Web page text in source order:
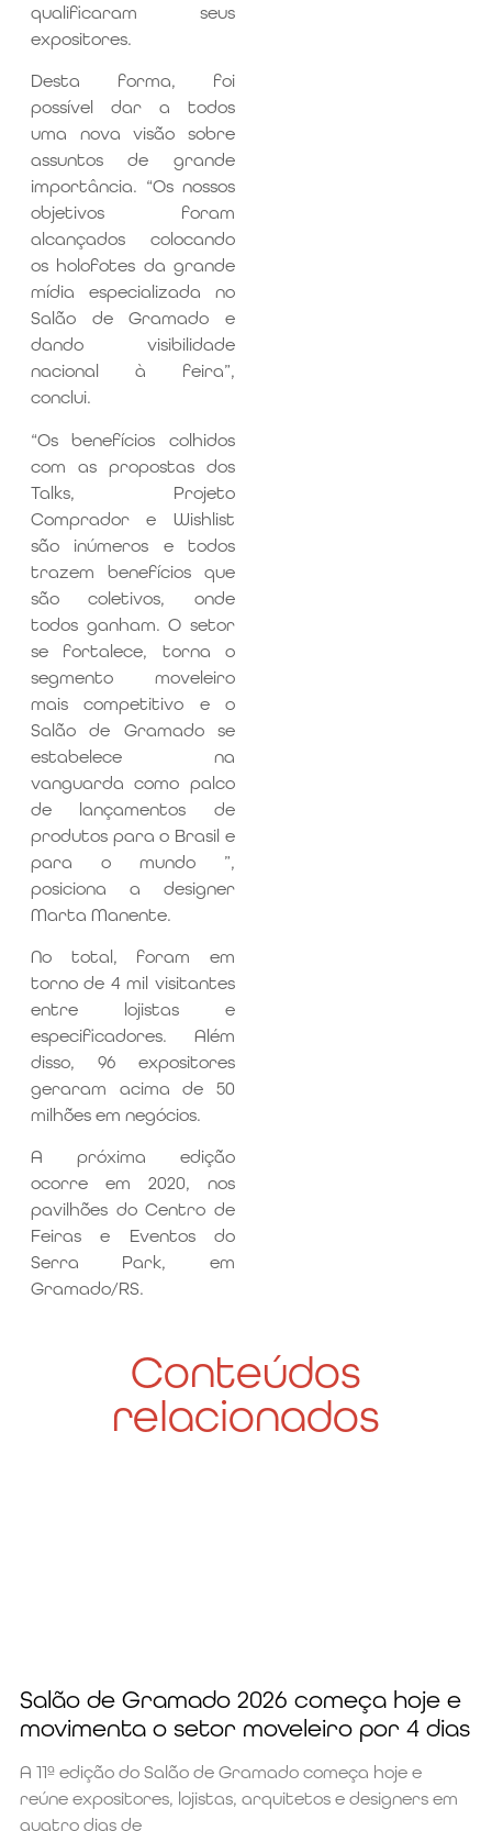
qualificaram seus
expositores.
Desta forma, foi
possível dar a todos
uma nova visão sobre
assuntos de grande
importância. “Os nossos
objetivos foram
alcançados colocando
os holofotes da grande
mídia especializada no
Salão de Gramado e
dando visibilidade
nacional à feira”,
conclui.
“Os benefícios colhidos
com as propostas dos
Talks, Projeto
Comprador e Wishlist
são inúmeros e todos
trazem benefícios que
são coletivos, onde
todos ganham. O setor
se fortalece, torna o
segmento moveleiro
mais competitivo e o
Salão de Gramado se
estabelece na
vanguarda como palco
de lançamentos de
produtos para o Brasil e
para o mundo ”,
posiciona a designer
Marta Manente.
No total, foram em
torno de 4 mil visitantes
entre lojistas e
especificadores. Além
disso, 96 expositores
geraram acima de 50
milhões em negócios.
A próxima edição
ocorre em 2020, nos
pavilhões do Centro de
Feiras e Eventos do
Serra Park, em
Gramado/RS.
Conteúdos
relacionados
Salão de Gramado 2026 começa hoje e
movimenta o setor moveleiro por 4 dias
A 11ª edição do Salão de Gramado começa hoje e
reúne expositores, lojistas, arquitetos e designers em
quatro dias de